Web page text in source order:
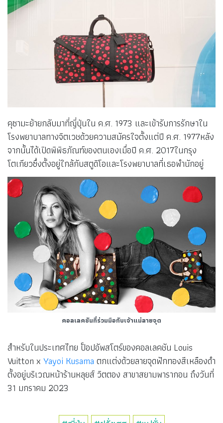
คุซามะย้ายกลับมาที่ญี่ปุ่นใน ค.ศ. 1973 และเข้ารับการรักษาใน
โรงพยาบาลทางจิตเวชด้วยความสมัครใจตั้งแต่ปี ค.ศ. 1977หลัง
จากนั้นได้เปิดพิพิธภัณฑ์ของตนเองเมื่อปี ค.ศ. 2017ในกรุง
โตเกียวซึ่งตั้งอยู่ใกล้กับสตูดิโอและโรงพยาบาลที่เธอพำนักอยู่
คอลเลคชันที่ร่วมมือกับเจ้าแม่ลายจุด
สำหรับในประเทศไทย ป็อปอัพสโตร์ของคอลเลคชัน Louis
Vuitton x Yayoi Kusama ตกแต่งด้วยลายจุดฟักทองสีเหลืองดำ
ตั้งอยู่บริเวณหน้าร้านหลุยส์ วิตตอง สาขาสยามพารากอน ถึงวันที่
31 มกราคม 2023